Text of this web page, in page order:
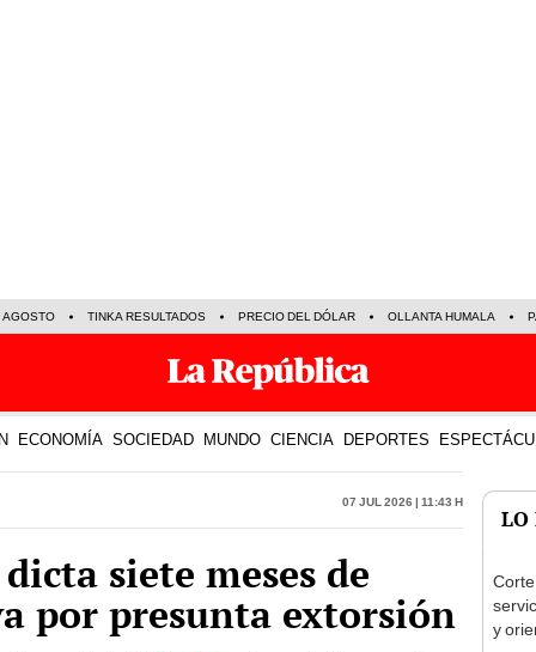
AGOSTO TINKA RESULTADOS PRECIO DEL DÓLAR OLLANTA HUMALA
ECONOMÍA SOCIEDAD MUNDO CIENCIA DEPORTES
07 Jul 2026 | 11:43 h
siete meses de
por presunta extorsión
LO
y